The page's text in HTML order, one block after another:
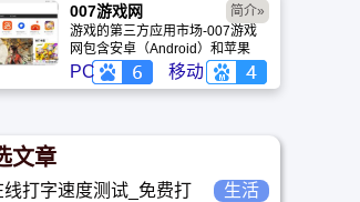
内访问极速，是美化桌面的首选平
台。
007游戏网
游戏的第三方应用市场-007游戏
网包含安卓（Android）和苹果
（iOS）系统的手机应用、游戏以
及电脑软件的下载服务，还有精心
PC 移动
简介»
文章
线打字速度测试_免费打
生活